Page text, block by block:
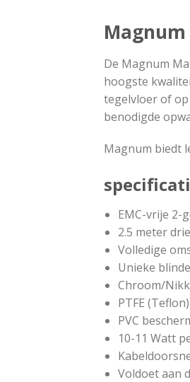
De Magnum
hoogste
tegelvloer of
benodigde
Magnum biedt
EMC-vrije 2-
2.5 meter
Volledige
Unieke
Chroom/
PTFE
PVC
10-11 Watt
Voldoet aan